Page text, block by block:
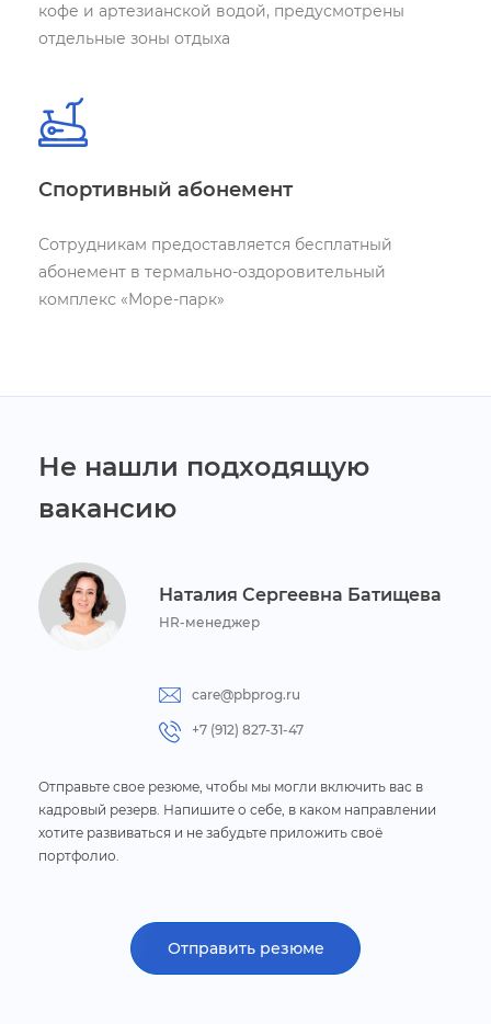
кофе и артезианской водой, предусмотрены
отдельные зоны отдыха
Спортивный абонемент
Сотрудникам предоставляется бесплатный
абонемент в термально-оздоровительный
комплекс «Море-парк»
Не нашли подходящую
акансию
Наталия Сергеевна Батищева
HR-менеджер
Отправьте свое резюме, чтобы мы могли включить вас
кадровый резерв. Напишите о себе, в каком направлении
хотите развиваться и не забудьте приложить своё
портфолио.
care@pbprog.ru
+7 (912) 827-31-47
Отправить резюме